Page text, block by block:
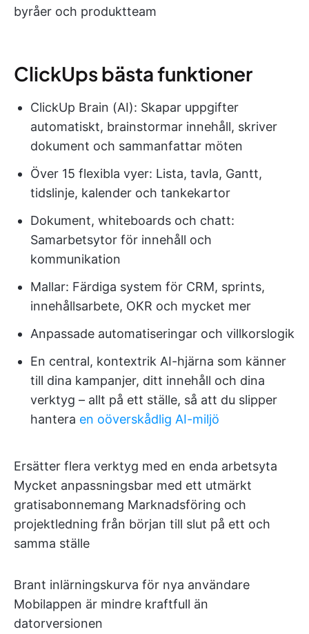
byråer och produktteam
ClickUps bästa funktioner
ClickUp Brain (AI): Skapar uppgifter
automatiskt, brainstormar innehåll, skriver
dokument och sammanfattar möten
Över 15 flexibla vyer: Lista, tavla, Gantt,
tidslinje, kalender och tankekartor
Dokument, whiteboards och chatt:
Samarbetsytor för innehåll och
kommunikation
Mallar: Färdiga system för CRM, sprints,
innehållsarbete, OKR och mycket mer
Anpassade automatiseringar och villkorslogik
En central, kontextrik AI-hjärna som känner
till dina kampanjer, ditt innehåll och dina
verktyg – allt på ett ställe, så att du slipper
hantera en oöverskådlig AI-miljö
Ersätter flera verktyg med en enda arbetsyta
Mycket anpassningsbar med ett utmärkt
gratisabonnemang Marknadsföring och
projektledning från början till slut på ett och
samma ställe
Brant inlärningskurva för nya användare
Mobilappen är mindre kraftfull än
datorversionen